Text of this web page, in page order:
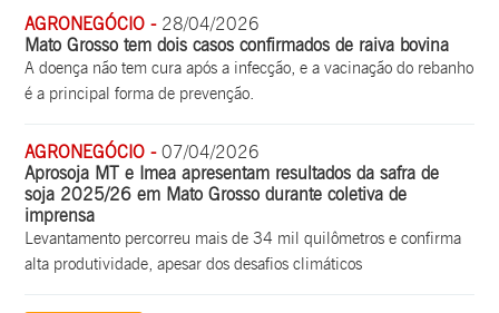
AGRONEGÓCIO -28/04/2026
Mato Grosso tem dois casos confirmados de raiva bovina
A doença não tem cura após a infecção, e a vacinação do rebanho
é a principal forma de prevenção.
AGRONEGÓCIO -07/04/2026
Aprosoja MT e Imea apresentam resultados da safra de
soja 2025/26 em Mato Grosso durante coletiva de
imprensa
Levantamento percorreu mais de 34 mil quilômetros e confirma
alta produtividade, apesar dos desafios climáticos